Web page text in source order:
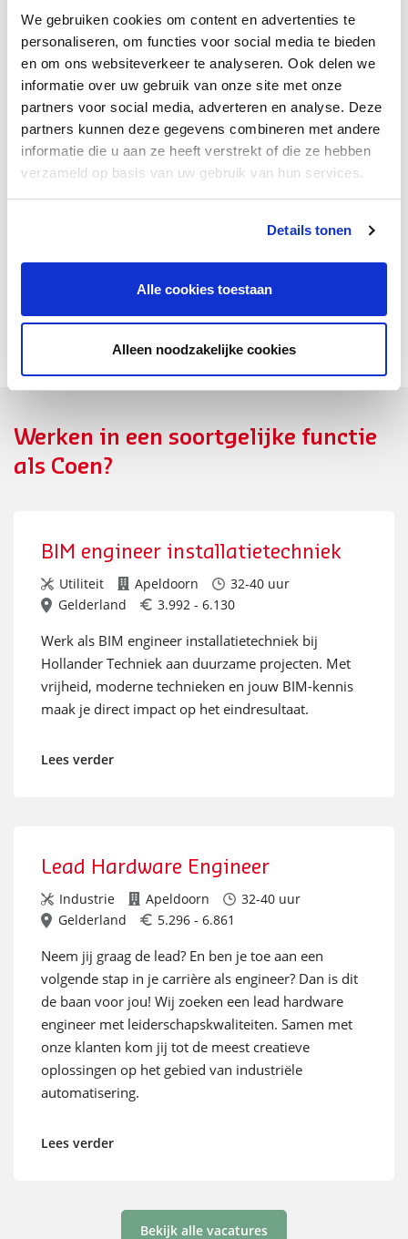
We gebruiken cookies om content en advertenties te
personaliseren, om functies voor social media te bieden
en om ons websiteverkeer te analyseren. Ook delen we
informatie over uw gebruik van onze site met onze
partners voor social media, adverteren en analyse. Deze
partners kunnen deze gegevens combineren met andere
informatie die u aan ze heeft verstrekt of die ze hebben
verzameld op basis van uw gebruik van hun services.
Details tonen
Alle cookies toestaan
Alleen noodzakelijke cookies
voor kiezen om zelf een ombouw te doen.”
Werken in een soortgelijke functie
als Coen?
BIM engineer installatietechniek
Utiliteit Apeldoorn
32-40 uur
Gelderland
3.992 - 6.130
Werk als BIM engineer installatietechniek bij
Hollander Techniek aan duurzame projecten. Met
vrijheid, moderne technieken en jouw BIM-kennis
maak je direct impact op het eindresultaat.
Lees verder
Lead Hardware Engineer
Industrie Apeldoorn
32-40 uur
Gelderland
5.296 - 6.861
Neem jij graag de lead? En ben je toe aan een
volgende stap in je carrière als engineer? Dan is dit
de baan voor jou! Wij zoeken een lead hardware
engineer met leiderschapskwaliteiten. Samen met
onze klanten kom jij tot de meest creatieve
oplossingen op het gebied van industriële
automatisering.
Lees verder
Bekijk alle vacatures